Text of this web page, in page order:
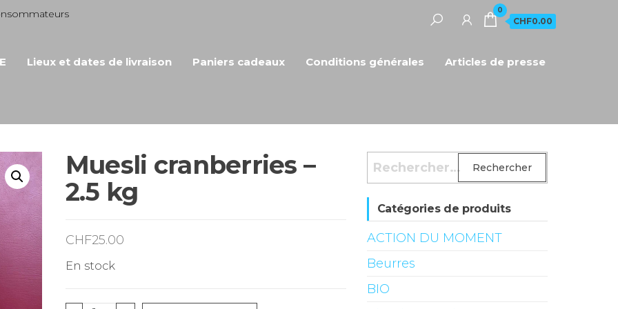
0
CHF0.00
Lieux et dates de livraison Paniers cadeaux Conditions générales Articles de presse
Muesli cranberries –
2.5 kg
CHF25.00
En stock
Rechercher :
Catégories de produits
ACTION DU MOMENT
Beurres
BIO